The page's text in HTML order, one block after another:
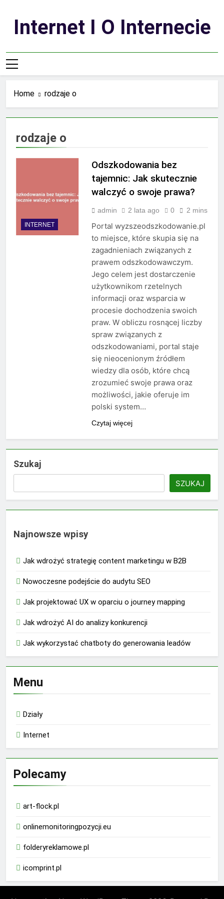
contentInternet I O Internecie
Home rodzaje o
rodzaje o
INTERNET
Odszkodowania bez
tajemnic: Jak skutecznie
walczyć o swoje prawa?
admin 2 lata ago 0 2 mins
Portal wyzszeodszkodowanie.pl
to miejsce, które skupia się na
zagadnieniach związanych z
prawem odszkodowawczym.
Jego celem jest dostarczenie
użytkownikom rzetelnych
informacji oraz wsparcia w
procesie dochodzenia swoich
praw. W obliczu rosnącej liczby
spraw związanych z
odszkodowaniami, portal staje
się nieocenionym źródłem
wiedzy dla osób, które chcą
zrozumieć swoje prawa oraz
możliwości, jakie oferuje im
polski system…
Czytaj więcej
Szukaj
SZUKAJ
Najnowsze wpisy
Jak wdrożyć strategię content marketingu w B2B
Nowoczesne podejście do audytu SEO
Jak projektować UX w oparciu o journey mapping
Jak wdrożyć AI do analizy konkurencji
Jak wykorzystać chatboty do generowania leadów
Menu
Działy
Internet
Polecamy
art-flock.pl
onlinemonitoringpozycji.eu
folderyreklamowe.pl
icomprint.pl